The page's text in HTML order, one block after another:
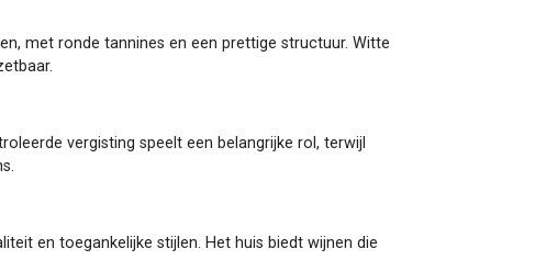
met ronde tannines en een prettige structuur. Witte
vergisting speelt een belangrijke rol, terwijl
en toegankelijke stijlen. Het huis biedt wijnen die